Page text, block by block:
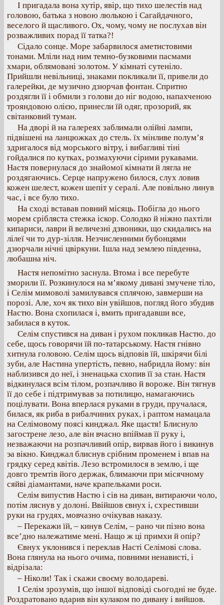
І пригадала вона хутір, явір, що тихо шелестів над
головою, батька з новою люлькою і Сагайдачного,
веселого й щасливого. Ох, чому, чому не послухав він
розважливих порад її татка?!
Сідало сонце. Море забарвилося аметистовими
тонами. Мліли над ним темно-бузковими пасмами
хмари, облямовані золотом. У кімнаті сутеніло.
Прийшли невільниці, знаками покликали її, привели до
галерейки, де музично дзюрчав фонтан. Спритно
роздягли її і обмили з голови до ніг водою, напахченою
трояндовою олією, принесли їй одяг, прозорий, як
світанковий туман.
На дворі й на галереях заблимали олійні лампи,
підвішені на ланцюжках до стель. їх мінливе полум’я
здригалося від морського вітру, і вибагливі тіні
гойдалися по кутках, розмахуючи сірими рукавами.
Настя повернулася до знайомої кімнати й лягла не
роздягаючись. Серце напружено билося, слух ловив
кожен шелест, кожен шепіт у сералі. Але повільно линув
час, і все було тихо.
На сході вставав повний місяць. Побігла до нього
морем срібляста стежка іскор. Солодко й ніжно пахтіли
кипариси, лаври й величезні дзвоники, що скидались на
лілеї чи то дур-зілля. Незчисленними бубонцями
дзюрчали нічні цвіркуни. Ішла над землею південна,
любашна ніч.
Настя непомітно заснула. Втома і все перебуте
зморили її. Розкинулося на м’якому дивані змучене тіло,
і Селім мимоволі замилувався сплячою, завмерши на
порозі. Але, хоч як тихо він увійшов, погляд його збудив
Настю. Вона схопилася і, вмить пригадавши все,
забилася в куток.
Селім спустився на диван і рухом покликав Настю. до
себе, щось говорячи їй по-татарському. Настя гнівно
хитнула головою. Селім щось відповів їй, шкірячи білі
зуби, але Настина упертість, певно, набридла йому: він
наблизився до неї, і зненацька схопив її за стан. Настя
відкинулася всім тілом, розпачливо й вороже. Він тягнув
її до себе і підтримував за потилицю, намагаючись
поцілувати. Вона вперлася руками в груди, пручалася,
билася, як риба в рибалчиних руках, і раптом намацала
на Селімовому поясі кинджал. Яке щастя! Блиснуло
загострене лезо, але він вчасно впіймав її руку і,
незважаючи на розпачливий опір, вирвав його і викинув
эа вікно. Кинджал блиснув срібним променем і впав на
грядку серед квітів. Лезо встромилося в землю, і ще
довго тремтів його держак, блимаючи при місячному
сяйві діамантами, наче крапельками роси.
Селім випустив Настю і сів на диван, витираючи чоло,
потім ляснув у долоні. Ввійшов євнух і, схрестивши
руки на грудях, мовчазно очікував наказу.
– Перекажи їй, – кинув Селім, – рано чи пізно вона
все’дно належатиме мені. Нащо ж ці примхи й опір?
Євнух уклонився і переклав Насті Селімові слова.
Вона глянула на нього очима, повними ненависті, і
відрізала:
– Ніколи! Так і скажи своєму володареві.
І Селім зрозумів, що іншої відповіді сьогодні не буде.
Роздратовано вдарив він кулаком по дивану і вийшов.